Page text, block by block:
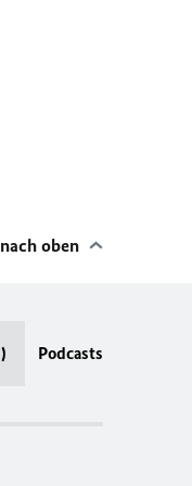
nach oben
Podcasts